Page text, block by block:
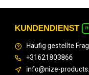
KUNDENDIENST
Häufig gestellte
+31621803866
info@nize-